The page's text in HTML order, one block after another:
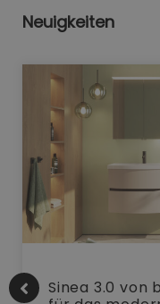
Neuigkeiten
Sinea 3.0 von